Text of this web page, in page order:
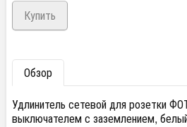
Обзор
Удлинитель сетевой для розетки
выключателем с заземлением,